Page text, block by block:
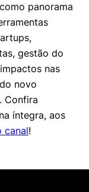
panorama
gestão do
nas
novo
Confira
íntegra, aos
canal!